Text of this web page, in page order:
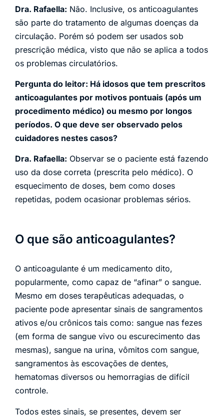
Dra. Rafaella: Não. Inclusive, os anticoagulantes
são parte do tratamento de algumas doenças da
circulação. Porém só podem ser usados sob
prescrição médica, visto que não se aplica a todos
os problemas circulatórios.
Pergunta do leitor: Há idosos que tem prescritos
anticoagulantes por motivos pontuais (após um
procedimento médico) ou mesmo por longos
períodos. O que deve ser observado pelos
cuidadores nestes casos?
Dra. Rafaella: Observar se o paciente está fazendo
uso da dose correta (prescrita pelo médico). O
esquecimento de doses, bem como doses
repetidas, podem ocasionar problemas sérios.
O que são anticoagulantes?
O anticoagulante é um medicamento dito,
popularmente, como capaz de “afinar” o sangue.
Mesmo em doses terapêuticas adequadas, o
paciente pode apresentar sinais de sangramentos
ativos e/ou crônicos tais como: sangue nas fezes
(em forma de sangue vivo ou escurecimento das
mesmas), sangue na urina, vômitos com sangue,
sangramentos às escovações de dentes,
hematomas diversos ou hemorragias de difícil
controle.
Todos estes sinais, se presentes, devem ser